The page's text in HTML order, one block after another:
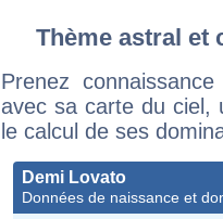
Thème astral et
Prenez
avec sa carte du ciel,
le calcul de ses
Demi Lovato
Données de naissance et